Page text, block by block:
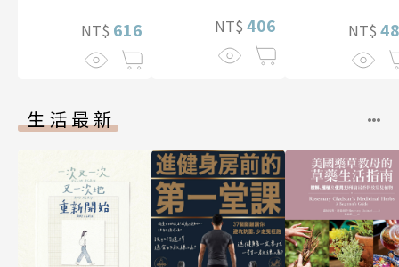
NT$ 616 NT$ 406 NT$
生活最新